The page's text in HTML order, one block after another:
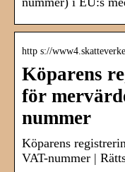
http s://
Köparens
för
nummer
Köparens
VAT-nummer |